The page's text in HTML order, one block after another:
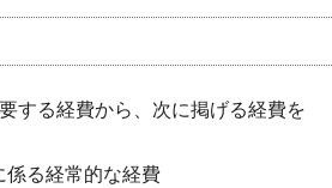
する経費から、次に掲げる経費を
係る経常的な経費